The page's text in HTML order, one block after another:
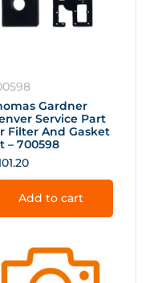
Gardner
Service Part
Filter And Gasket
– 700598
Add to cart